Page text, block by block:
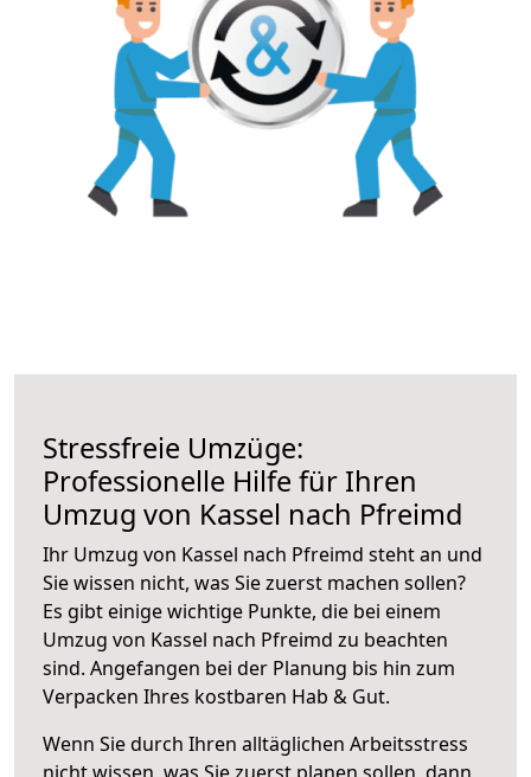
Stressfreie Umzüge:
Professionelle Hilfe für Ihren
Umzug von Kassel nach Pfreimd
Ihr Umzug von Kassel nach Pfreimd steht an und
Sie wissen nicht, was Sie zuerst machen sollen?
Es gibt einige wichtige Punkte, die bei einem
Umzug von Kassel nach Pfreimd zu beachten
sind. Angefangen bei der Planung bis hin zum
Verpacken Ihres kostbaren Hab & Gut.
Wenn Sie durch Ihren alltäglichen Arbeitsstress